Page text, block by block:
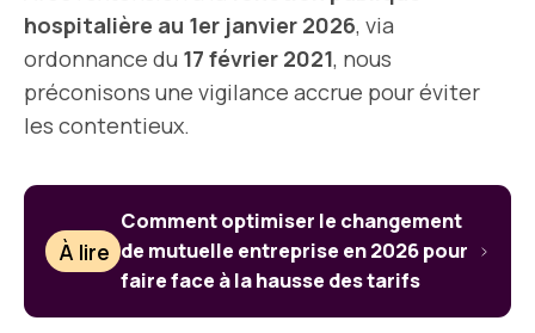
hospitalière au 1er janvier 2026, via
ordonnance du 17 février 2021, nous
préconisons une vigilance accrue pour éviter
les contentieux.
À lire
Comment optimiser le changement
de mutuelle entreprise en 2026 pour
faire face à la hausse des tarifs